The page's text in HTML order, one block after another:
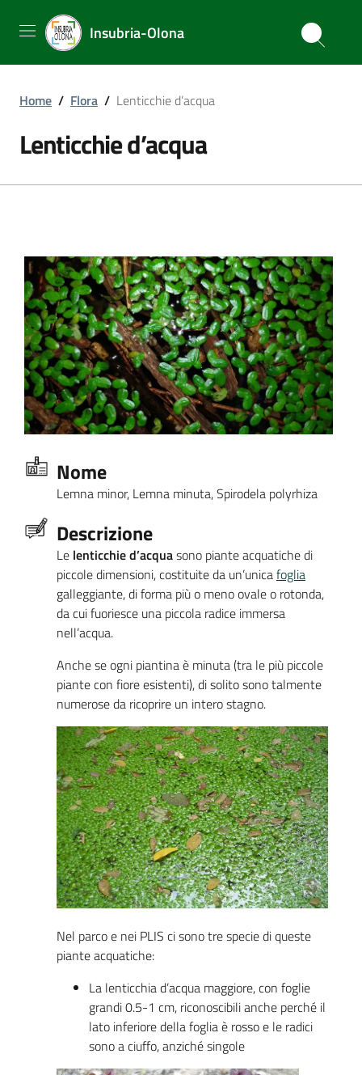
Insubria-Olona
Home / Flora / Lenticchie d’acqua
Lenticchie d’acqua
Nome
Lemna minor, Lemna minuta, Spirodela polyrhiza
Descrizione
Le lenticchie d’acquasono piante acquatiche di
piccole dimensioni, costituite da un’unicafoglia
galleggiante, di forma più o meno ovale o rotonda,
da cui fuoriesce una piccola radice immersa
nell’acqua.
Anche se ogni piantina è minuta (tra le più piccole
piante con fiore esistenti), di solito sono talmente
numerose da ricoprire un intero stagno.
Nel parco e nei PLIS ci sono tre specie di queste
piante acquatiche:
La lenticchia d’acqua maggiore, con foglie
grandi 0.5-1 cm, riconoscibili anche perché il
lato inferiore della foglia è rosso e le radici
sono a ciuffo, anziché singole